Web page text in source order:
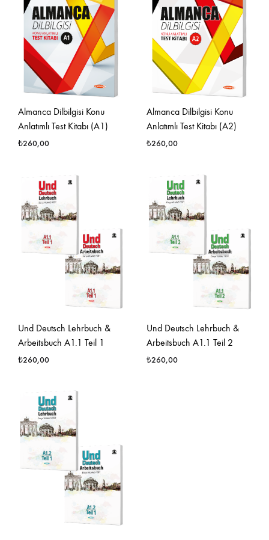
Almanca Dilbilgisi Konu
Anlatımlı Test Kitabı (A1)
₺260,00
Almanca Dilbilgisi Konu
Anlatımlı Test Kitabı (A2)
₺260,00
Und Deutsch Lehrbuch &
Arbeitsbuch A1.1 Teil 1
₺260,00
Und Deutsch Lehrbuch &
Arbeitsbuch A1.1 Teil 2
₺260,00